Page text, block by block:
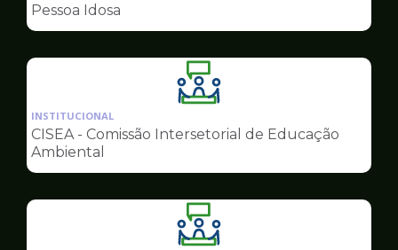
Conselhos
Pessoa Idosa
Ilustração
da
pagina
Conselhos
INSTITUCIONAL
CISEA - Comissão Intersetorial de Educação
Ambiental
Ilustração